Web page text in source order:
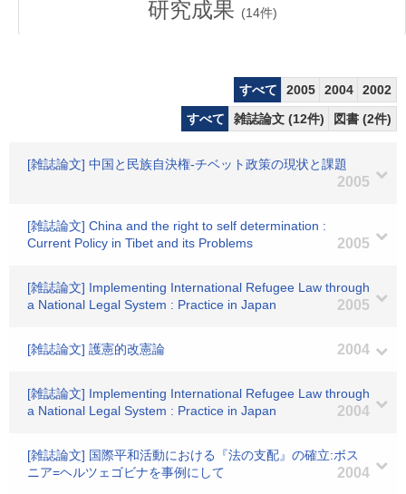
研究成果 (14件)
すべて 2005 2004
2002
すべて
雑誌論文 (12件) 図書 (2件)
[雑誌論文] 中国と民族自決権-チベット政策の現状と課題
2005
[雑誌論文] China and the right to self determination :
Current Policy in Tibet and its Problems
2005
[雑誌論文] Implementing International Refugee Law through
a National Legal System : Practice in Japan
2005
[雑誌論文] 護憲的改憲論 2004
[雑誌論文] Implementing International Refugee Law through
a National Legal System : Practice in Japan
2004
[雑誌論文] 国際平和活動における『法の支配』の確立:ボス
ニア=ヘルツェゴビナを事例にして
2004